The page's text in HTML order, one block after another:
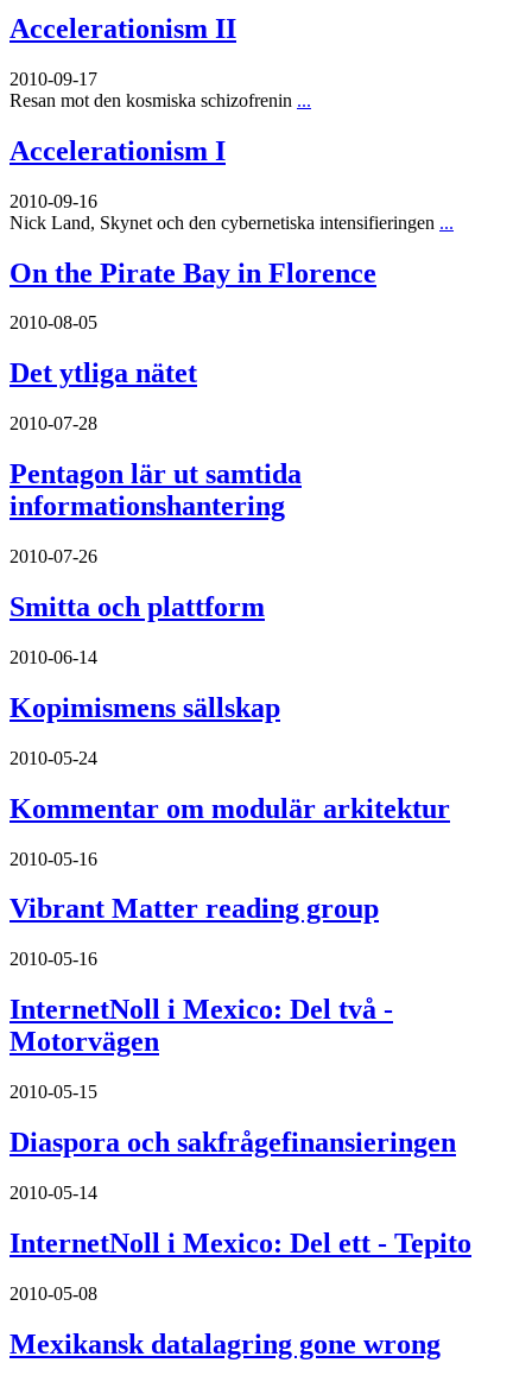
Accelerationism II
2010-09-17
Resan mot den kosmiska schizofrenin ...
Accelerationism I
2010-09-16
Nick Land, Skynet och den cybernetiska intensifieringen ...
On the Pirate Bay in Florence
2010-08-05
Det ytliga nätet
2010-07-28
Pentagon lär ut samtida
informationshantering
2010-07-26
Smitta och plattform
2010-06-14
Kopimismens sällskap
2010-05-24
Kommentar om modulär arkitektur
2010-05-16
Vibrant Matter reading group
2010-05-16
InternetNoll i Mexico: Del två -
Motorvägen
2010-05-15
Diaspora och sakfrågefinansieringen
2010-05-14
InternetNoll i Mexico: Del ett - Tepito
2010-05-08
Mexikansk datalagring gone wrong